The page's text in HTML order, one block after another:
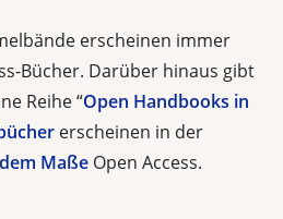
erscheinen immer
Bücher. Darüber hinaus gibt
Reihe “Open Handbooks in
erscheinen in der
Maße Open Access.